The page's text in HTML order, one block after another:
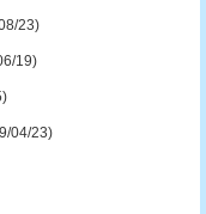
23)
19)
04/23)